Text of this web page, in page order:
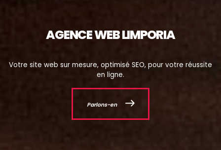
AGENCE WEB LIMPORIA
Votre site web sur mesure, optimisé SEO, pour votre réussite
en ligne.
Parlons-en